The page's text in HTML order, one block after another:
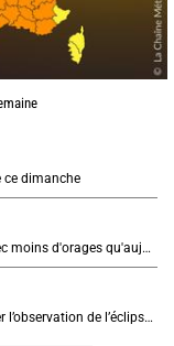
ce dimanche
Météo de demain : un lundi toujours très chaud avec moins d'orages qu'aujourd'hui
Eclipse J-4 : le brouillard côtier du soir peut-il gâcher l’observation de l’éclipse à la plage ?